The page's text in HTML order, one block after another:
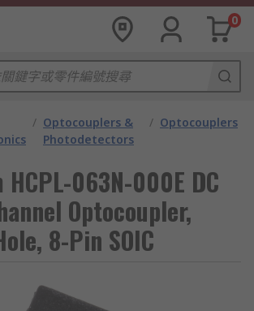
0
/ Optocouplers &
Photodetectors
/ Optocouplers
063N-000E DC
Optocoupler,
8-Pin SOIC